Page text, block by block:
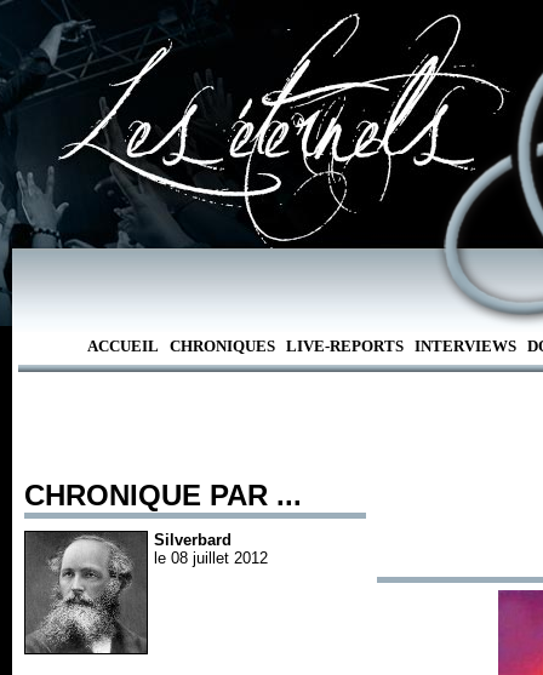
ACCUEIL CHRONIQUES LIVE-REPORTS INTERVIEWS
CHRONIQUE PAR ...
Silverbard
le 08 juillet 2012